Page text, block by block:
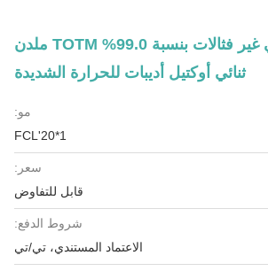
ملدن بلاستيكي غير فثالات بنسبة 99.0% TOTM ملدن
ثنائي أوكتيل أديبات للحرارة الشديدة
مو:
1*20'FCL
سعر:
قابل للتفاوض
شروط الدفع:
الاعتماد المستندي، تي/تي